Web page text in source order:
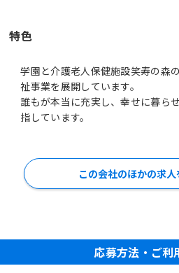
特色
学園と介護老人保健施設笑寿の森
祉事業を展開しています。
誰もが本当に充実し、幸せに暮ら
指しています。
この会社のほかの求
応募方法・ご利